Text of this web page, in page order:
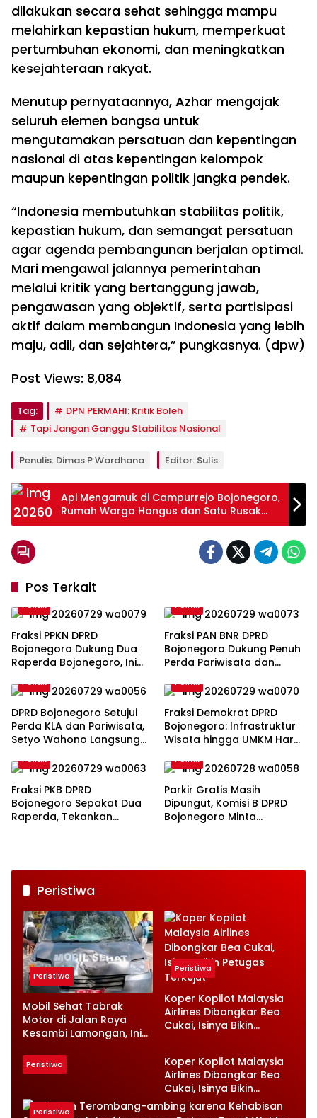
dilakukan secara sehat sehingga mampu
melahirkan kepastian hukum, memperkuat
pertumbuhan ekonomi, dan meningkatkan
kesejahteraan rakyat.
Menutup pernyataannya, Azhar mengajak
seluruh elemen bangsa untuk
mengutamakan persatuan dan kepentingan
nasional di atas kepentingan kelompok
maupun kepentingan politik jangka pendek.
“Indonesia membutuhkan stabilitas politik,
kepastian hukum, dan semangat persatuan
agar agenda pembangunan berjalan optimal.
Mari mengawal jalannya pemerintahan
melalui kritik yang bertanggung jawab,
pengawasan yang objektif, serta partisipasi
aktif dalam membangun Indonesia yang lebih
maju, adil, dan sejahtera,” pungkasnya. (dpw)
Post Views: 8,084
Tag:
DPN PERMAHI: Kritik Boleh
Tapi Jangan Ganggu Stabilitas Nasional
Penulis: Dimas P Wardhana Editor: Sulis
Api Mengamuk di Campurrejo Bojonegoro,
Rumah Warga Hangus dan Satu Rusak
Parah
Pos Terkait
Politik
Fraksi PPKN DPRD
Bojonegoro Dukung Dua
Raperda Bojonegoro, Ini
Disampaikan
Politik
Fraksi PAN BNR DPRD
Bojonegoro Dukung Penuh
Perda Pariwisata dan
Politik
DPRD Bojonegoro Setujui
Perda KLA dan Pariwisata,
Setyo Wahono Langsung
Politik
Fraksi Demokrat DPRD
Bojonegoro: Infrastruktur
Wisata hingga UMKM Harus
Politik
Fraksi PKB DPRD
Bojonegoro Sepakat Dua
Raperda, Tekankan
Politik
Parkir Gratis Masih
Dipungut, Komisi B DPRD
Bojonegoro Minta
Peristiwa
Peristiwa
Mobil Sehat Tabrak
Motor di Jalan Raya
Kesambi Lamongan, Ini
Peristiwa
Koper Kopilot Malaysia
Airlines Dibongkar Bea
Cukai, Isinya Bikin
Peristiwa
Koper Kopilot Malaysia
Airlines Dibongkar Bea
Cukai, Isinya Bikin
Petugas Terkejut
Peristiwa